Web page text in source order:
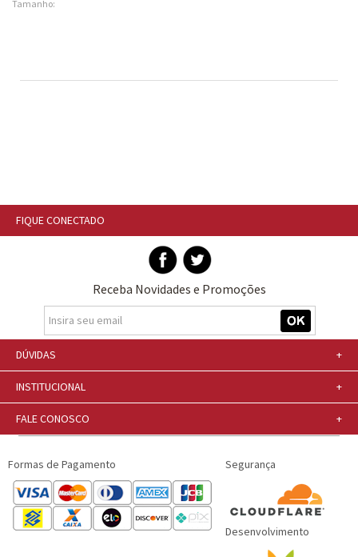
Tamanho:
FIQUE CONECTADO
Receba Novidades e Promoções
DÚVIDAS +
INSTITUCIONAL +
FALE CONOSCO +
Formas de Pagamento Segurança
Desenvolvimento